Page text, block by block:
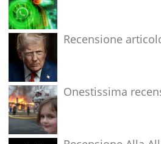
Recensione
Onestissima